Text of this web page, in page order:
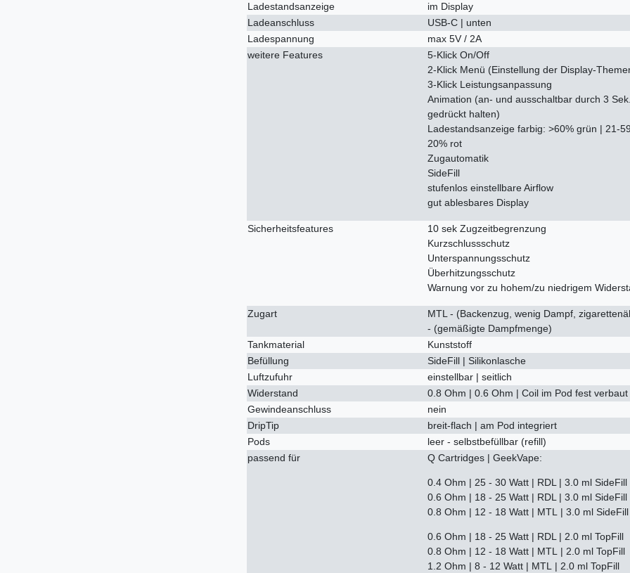
Ladestandsanzeige
im Display
Ladeanschluss
USB-C | unten
Ladespannung
max 5V / 2A
weitere Features
5-Klick On/Off
2-Klick Menü (Einstellung der Display-
3-Klick Leistungsanpassung
Animation (an- und ausschaltbar durch 3
gedrückt halten)
Ladestandsanzeige farbig: >60% grün | 21-
20% rot
Zugautomatik
SideFill
stufenlos einstellbare Airflow
gut ablesbares Display
Sicherheitsfeatures
10 sek Zugzeitbegrenzung
Kurzschlussschutz
Unterspannungsschutz
Überhitzungsschutz
Warnung vor zu hohem/zu niedrigem
Zugart
MTL - (Backenzug, wenig Dampf,
- (gemäßigte Dampfmenge)
Tankmaterial
Kunststoff
Befüllung
SideFill | Silikonlasche
Luftzufuhr
einstellbar | seitlich
Widerstand
0.8 Ohm | 0.6 Ohm | Coil im Pod fest verbaut
Gewindeanschluss
nein
DripTip
breit-flach | am Pod integriert
Pods
leer - selbstbefüllbar (refill)
passend für
Q Cartridges | GeekVape:
0.4 Ohm | 25 - 30 Watt | RDL | 3.0 ml SideFill
0.6 Ohm | 18 - 25 Watt | RDL | 3.0 ml SideFill
0.8 Ohm | 12 - 18 Watt | MTL | 3.0 ml SideFill
0.6 Ohm | 18 - 25 Watt | RDL | 2.0 ml TopFill
0.8 Ohm | 12 - 18 Watt | MTL | 2.0 ml TopFill
1.2 Ohm | 8 - 12 Watt | MTL | 2.0 ml TopFill